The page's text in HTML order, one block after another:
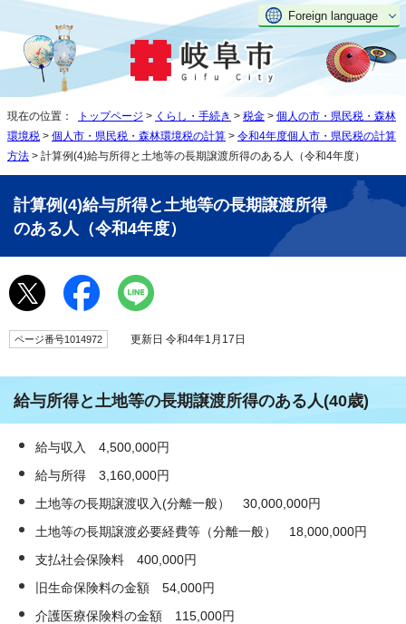
Foreign language
現在の位置： トップページ > くらし・手続き > 税金 > 個人の市・県民税・森林
環境税 > 個人市・県民税・森林環境税の計算 > 令和4年度個人市・県民税の計算
方法 > 計算例(4)給与所得と土地等の長期譲渡所得のある人（令和4年度）
計算例(4)給与所得と土地等の長期譲渡所得
のある人（令和4年度）
ページ番号1014972 更新日 令和4年1月17日
給与所得と土地等の長期譲渡所得のある人(40歳)
給与収入 4,500,000円
給与所得 3,160,000円
土地等の長期譲渡収入(分離一般） 30,000,000円
土地等の長期譲渡必要経費等（分離一般） 18,000,000円
支払社会保険料 400,000円
旧生命保険料の金額 54,000円
介護医療保険料の金額 115,000円